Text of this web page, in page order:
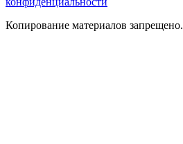
Копирование материалов запрещено.